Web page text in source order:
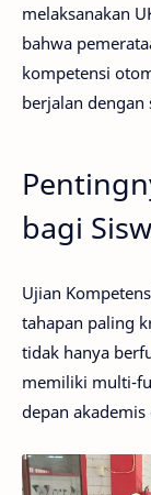
melaksanakan
bahwa
kompetensi
berjalan
bagi
Ujian
tahapan paling
tidak hanya
memiliki multi-
depan